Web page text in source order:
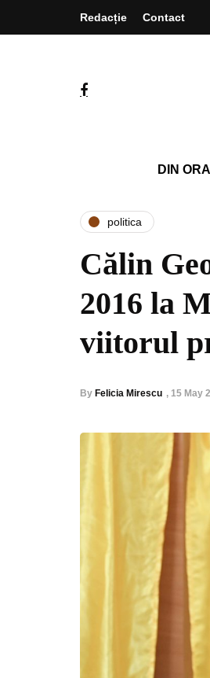
Redacție Contact
DIN
politica
Călin
2016 la
viitorul
By Felicia Mirescu , 15 May